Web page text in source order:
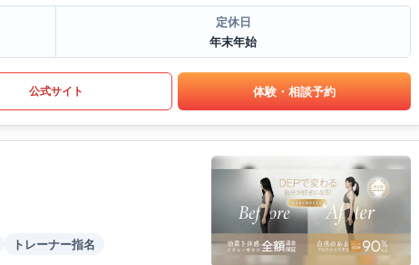
定休日
年末年始
公式サイト 体験・相談予約
トレーナー指名